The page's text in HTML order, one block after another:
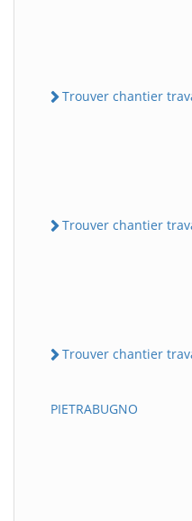
Trouver chantier
Trouver chantier
Trouver chantier
PIETRABUGNO